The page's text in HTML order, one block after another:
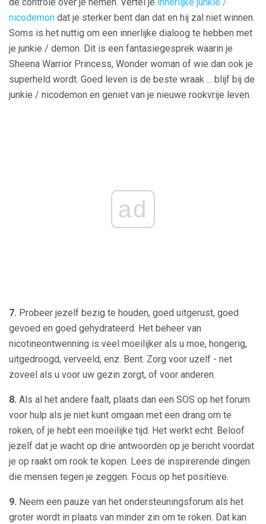
nicodemon dat je sterker bent dan dat en hij zal niet winnen.
Soms is het nuttig om een ​​innerlijke dialoog te hebben met
je junkie / demon. Dit is een fantasiegesprek waarin je
Sheena Warrior Princess, Wonder woman of wie dan ook je
superheld wordt. Goed leven is de beste wraak ... blijf bij de
junkie / nicodemon en geniet van je nieuwe rookvrije leven.
ad
7. Probeer jezelf bezig te houden, goed uitgerust, goed
gevoed en goed gehydrateerd. Het beheer van
nicotineontwenning is veel moeilijker als u moe, hongerig,
uitgedroogd, verveeld, enz. Bent. Zorg voor uzelf - net
zoveel als u voor uw gezin zorgt, of voor anderen.
8. Als al het andere faalt, plaats dan een SOS op het forum
voor hulp als je niet kunt omgaan met een drang om te
roken, of je hebt een moeilijke tijd. Het werkt echt. Beloof
jezelf dat je wacht op drie antwoorden op je bericht voordat
je op raakt om rook te kopen. Lees de inspirerende dingen
die mensen tegen je zeggen. Focus op het positieve.
9. Neem een ​​pauze van het ondersteuningsforum als het
groter wordt in plaats van minder zin om te roken. Dat kan